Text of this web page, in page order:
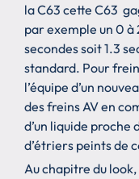
la C63 cette C63
par exemple un 0
secondes soit 1.3
standard. Pour
l’équipe d’un
des freins AV en
d’un liquide
d’étriers peints de
Au chapitre du